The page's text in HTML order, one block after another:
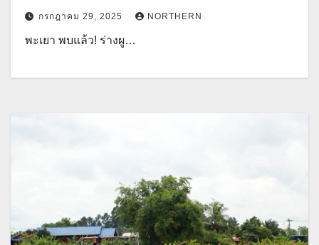
กรกฎาคม 29, 2025 NORTHERN
พะเยา พบแล้ว! ร่างผู…